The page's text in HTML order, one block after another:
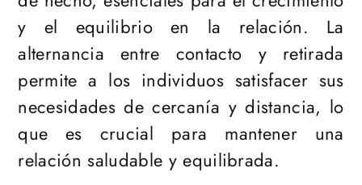
y el equilibrio en la relación. La
alternancia entre contacto y retirada
permite a los individuos satisfacer sus
necesidades de cercanía y distancia, lo
que es crucial para mantener una
relación saludable y equilibrada.